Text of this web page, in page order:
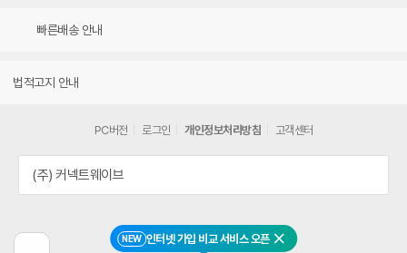
NEW 인터넷 가입 비교 서비스 오픈 닫기
빠른배송 안내
법적고지 안내
PC버전 로그인 개인정보처리방침 고객센터
(주) 커넥트웨이브